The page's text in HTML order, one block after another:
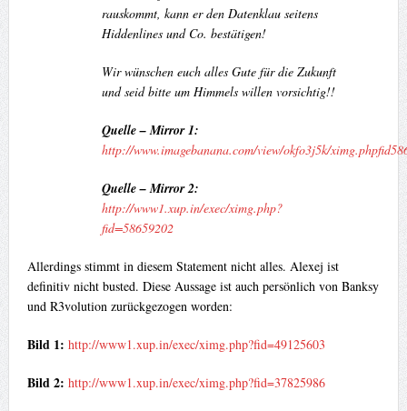
rauskommt, kann er den Datenklau seitens
Hiddenlines und Co. bestätigen!
Wir wünschen euch alles Gute für die Zukunft
und seid bitte um Himmels willen vorsichtig!!
Quelle – Mirror 1:
http://www.imagebanana.com/view/okfo3j5k/
Quelle – Mirror 2:
http://www1.xup.in/exec/ximg.php?
fid=58659202
Allerdings stimmt in diesem Statement nicht alles. Alexej ist
definitiv nicht busted. Diese Aussage ist auch persönlich von Banksy
und R3volution zurückgezogen worden:
Bild 1: http://www1.xup.in/exec/ximg.php?fid=49125603
Bild 2: http://www1.xup.in/exec/ximg.php?fid=37825986